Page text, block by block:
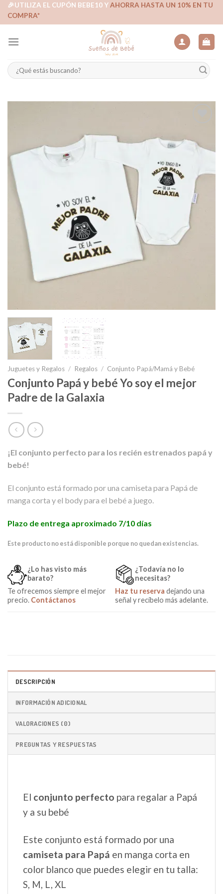
Skip🎉UTILIZA EL CUPÓN BEBE10 YAHORRA HASTA UN 10% EN TU
COMPRA*
Buscar
por:
Añadir
deseos
Juguetes y Regalos / Regalos / Conjunto Papá/Mamá y Bebé
Conjunto Papá y bebé Yo soy el mejor
Padre de la Galaxia
¡El conjunto perfecto para los recién estrenados papá y
bebé!
El conjunto está formado por una camiseta para Papá de
manga corta y el body para el bebé a juego.
Plazo de entrega aproximado 7/10 días
Este producto no está disponible porque no quedan existencias.
¿Lo has visto más
barato?
Te ofrecemos siempre el mejor
precio. Contáctanos
¿Todavía no lo
necesitas?
Haz tu reserva dejando una
señal y recíbelo más adelante.
DESCRIPCIÓN
INFORMACIÓN ADICIONAL
VALORACIONES (0)
PREGUNTAS Y RESPUESTAS
El conjunto perfecto para regalar a Papá
y a su bebé
Este conjunto está formado por una
camiseta para Papá en manga corta en
color blanco que puedes elegir en tu talla:
S, M, L, XL